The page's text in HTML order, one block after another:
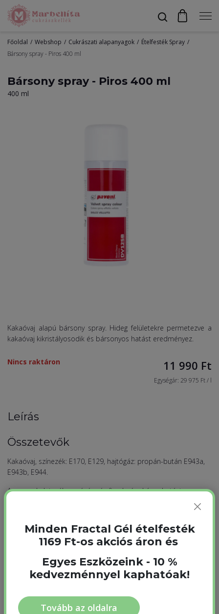
Bevonók
Profil
Főoldal Webshop Cukrászati alapanyagok
Ételfesték Spray
Bársony spray - Piros 400 ml
Bársony spray - Piros 400 ml
400 ml
Kakaóvaj alapú bársony spray. Hideg felületekre permetezve a
kakaóvaj kikristályosodik és bársonyos hatást eredményez.
11 990 Ft
Egységár: 29 975 Ft / l
Nincs raktáron
Leírás
Összetevők
Kakaóvaj, színezék: E170, E129, hajtógáz: propán-bután E943a,
E943b, E944.
A gyermekek tevékenységére és figyelmére káros hatást
Termék információk
Minden Fractal Gél ételfesték
1169 Ft-os akciós áron és
Egyes Eszközeink - 10 %
kedvezménnyel kaphatóak!
Tovább az oldalra